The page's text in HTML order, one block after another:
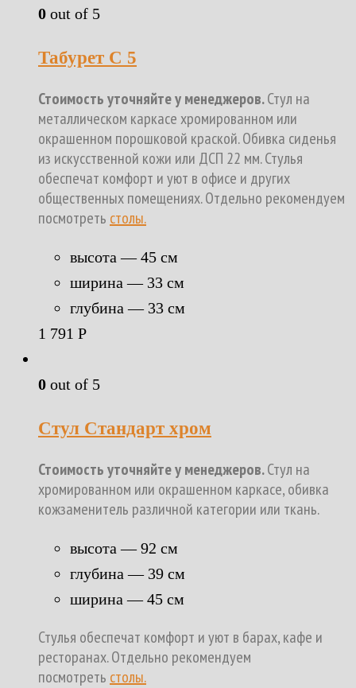
0 out of 5
Табурет С 5
Стоимость уточняйте у менеджеров.Стул на
металлическом каркасе хромированном или
окрашенном порошковой краской. Обивка сиденья
из искусственной кожи или ДСП 22 мм. Стулья
обеспечат комфорт и уют в офисе и других
общественных помещениях. Отдельно рекомендуем
посмотреть столы.
высота — 45 см
ширина — 33 см
глубина — 33 см
1 791 Р
0 out of 5
Стул Стандарт хром
Стоимость уточняйте у менеджеров.Стул на
хромированном или окрашенном каркасе, обивка
кожзаменитель различной категории или ткань.
высота — 92 см
глубина — 39 см
ширина — 45 см
Стулья обеспечат комфорт и уют в барах, кафе и
ресторанах. Отдельно рекомендуем
посмотреть столы.